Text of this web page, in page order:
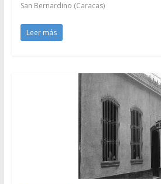
San Bernardino (Caracas)
Leer más